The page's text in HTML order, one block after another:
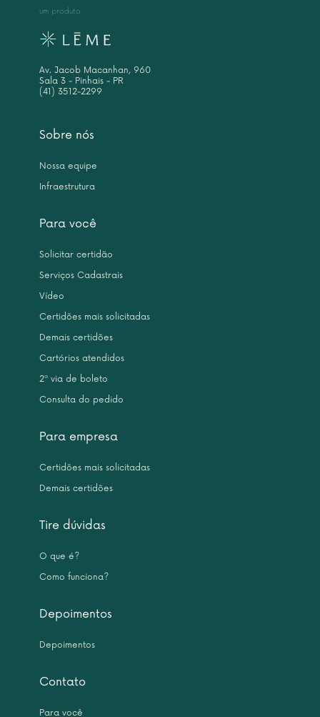
Sobre nós
Nossa equipe
Infraestrutura
Para você
Solicitar certidão
Serviços Cadastrais
Vídeo
Certidões mais solicitadas
Demais certidões
Cartórios atendidos
2ª via de boleto
Consulta do pedido
Para empresa
Certidões mais solicitadas
Demais certidões
Tire dúvidas
O que é?
Como funciona?
Depoimentos
Depoimentos
Contato
Para você
um produto
Av. Jacob Macanhan, 960
Sala 3 - Pinhais - PR
(41) 3512-2299